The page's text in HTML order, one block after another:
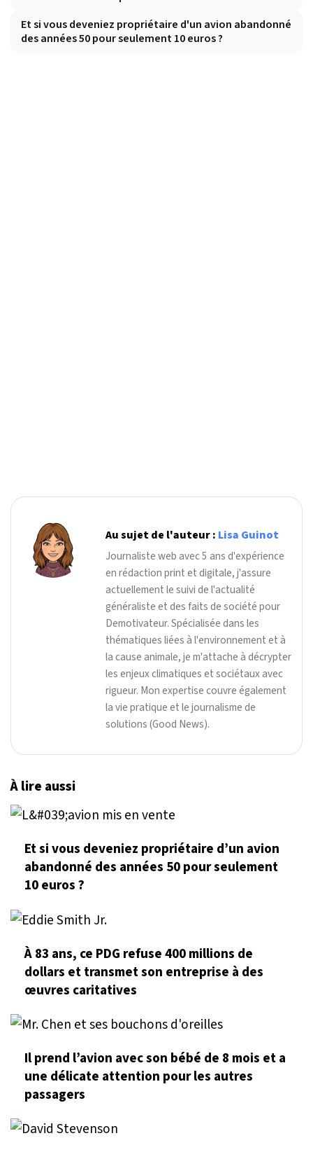
Et si vous deveniez propriétaire d'un avion abandonné
des années 50 pour seulement 10 euros ?
Au sujet de l'auteur : Lisa Guinot
Journaliste web avec 5 ans d'expérience
en rédaction print et digitale, j'assure
actuellement le suivi de l'actualité
généraliste et des faits de société pour
Demotivateur. Spécialisée dans les
thématiques liées à l'environnement et à
la cause animale, je m'attache à décrypter
les enjeux climatiques et sociétaux avec
rigueur. Mon expertise couvre également
la vie pratique et le journalisme de
solutions (Good News).
À lire aussi
Et si vous deveniez propriétaire d’un avion
abandonné des années 50 pour seulement
10 euros ?
À 83 ans, ce PDG refuse 400 millions de
dollars et transmet son entreprise à des
œuvres caritatives
Il prend l’avion avec son bébé de 8 mois et a
une délicate attention pour les autres
passagers